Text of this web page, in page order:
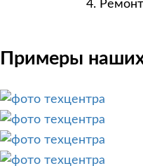
Примеры